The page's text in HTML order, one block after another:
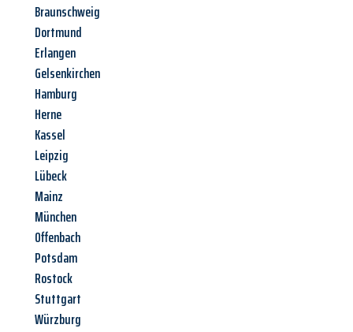
Braunschweig
Dortmund
Erlangen
Gelsenkirchen
Hamburg
Herne
Kassel
Leipzig
Lübeck
Mainz
München
Offenbach
Potsdam
Rostock
Stuttgart
Würzburg